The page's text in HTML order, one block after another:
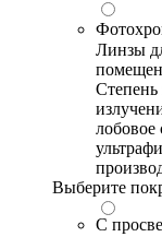
Линзы
Степень
лобовое
Выберите
С